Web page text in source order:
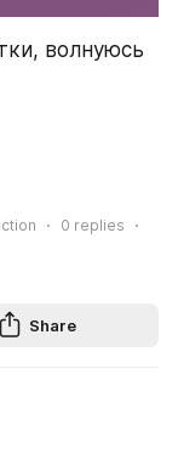
волнуюсь
0 replies
Share